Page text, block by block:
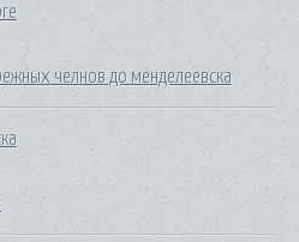
челнов до менделеевска